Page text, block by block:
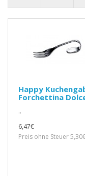
Happy
Forchettina
..
6,47€
Preis ohne Steuer